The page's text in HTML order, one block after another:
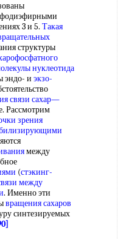
3 и 5. Такая
структуры
нуклеотида
эндо- и экзо-
связи сахар—
Рассмотрим
зрения
между
(стэкинг-
между
. Именно эти
вращения сахаров
синтезируемых